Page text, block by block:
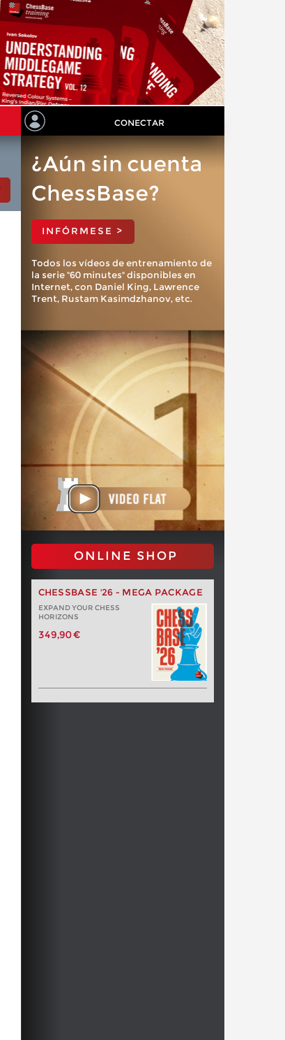
CONECTAR
¿Aún sin cuenta
ChessBase?
INFÓRMESE >
Todos los vídeos de entrenamiento de
la serie "60 minutes" disponibles en
Internet, con Daniel King, Lawrence
Trent, Rustam Kasimdzhanov, etc.
ONLINE SHOP
CHESSBASE '26 - MEGA PACKAGE
EXPAND YOUR CHESS
HORIZONS
349,90 €